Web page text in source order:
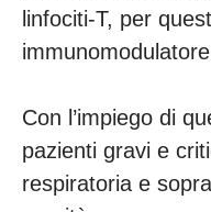
linfociti-T, per
Con l’impiego di
pazienti gravi e
respiratoria e